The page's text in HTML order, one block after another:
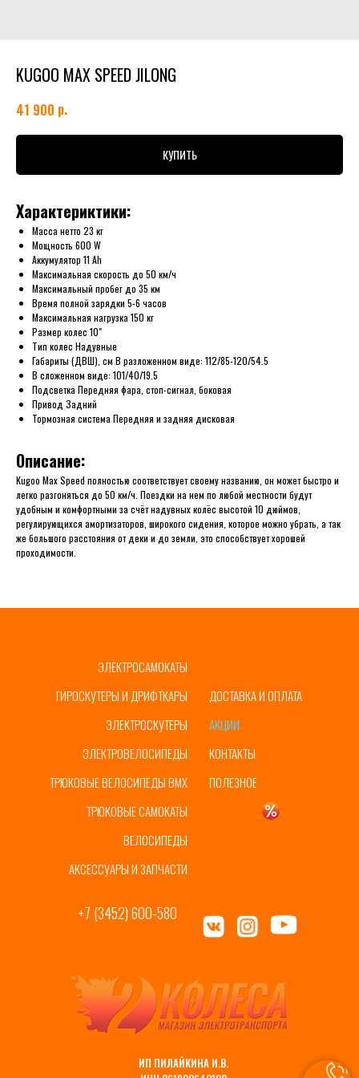
KUGOO MAX SPEED JILONG
41 900 р.
КУПИТЬ
Характериктики:
Масса нетто 23 кг
Мощность 600 W
Аккумулятор 11 Ah
Максимальная скорость до 50 км/ч
Максимальный пробег до 35 км
Время полной зарядки 5-6 часов
Максимальная нагрузка 150 кг
Размер колес 10"
Тип колес Надувные
Габариты (ДВШ), см В разложенном виде: 112/85-120/54.5
В сложенном виде: 101/40/19.5
Подсветка Передняя фара, стоп-сигнал, боковая
Привод Задний
Тормозная система Передняя и задняя дисковая
Описание:
Kugoo Max Speed полностью соответствует своему названию, он может быстро и
легко разгоняться до 50 км/ч. Поездки на нем по любой местности будут
удобным и комфортными за счёт надувных колёс высотой 10 дюймов,
регулирующихся амортизаторов, широкого сидения, которое можно убрать, а так
же большого расстояния от деки и до земли, это способствует хорошей
проходимости.
ЭЛЕКТРОСАМОКАТЫ
ГИРОСКУТЕРЫ И ДРИФТКАРЫ
ЭЛЕКТРОСКУТЕРЫ
ЭЛЕКТРОВЕЛОСИПЕДЫ
ТРЮКОВЫЕ ВЕЛОСИПЕДЫ BMX
АКСЕССУАРЫ И ЗАПЧАСТИ
ДОСТАВКА И ОПЛАТА
АКЦИИ
КОНТАКТЫ
+7 (3452) 600-580
ПОЛЕЗНОЕ
ИП ПИЛАЙКИНА И.В.
ТРЮКОВЫЕ САМОКАТЫ
ВЕЛОСИПЕДЫ